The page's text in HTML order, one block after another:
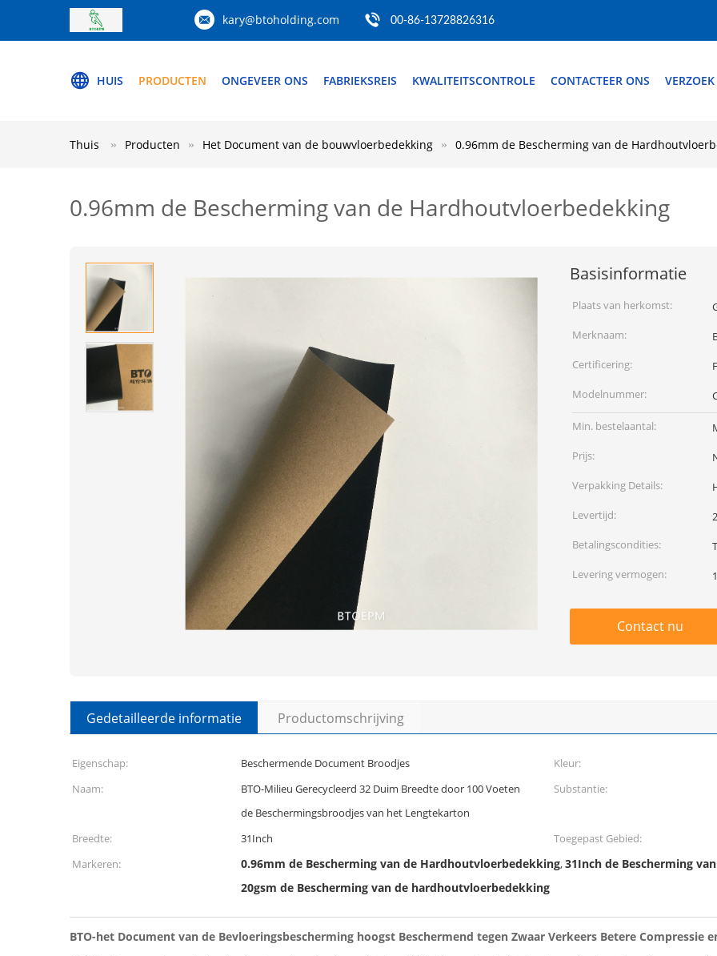
kary@btoholding.com 00-86-13728826316
HUIS PRODUCTEN ONGEVEER ONS FABRIEKSREIS KWALITEITSCONTROLE CONTACTEER ONS
Thuis Producten Het Document van de bouwvloerbedekking 0.96mm de Bescherming van de
0.96mm de Bescherming van de Hardhoutvloerbedekking
Basisinformatie
Plaats van herkomst:
Merknaam:
Certificering:
Modelnummer:
Min. bestelaantal:
Prijs:
Verpakking Details:
Levertijd:
Betalingscondities:
Levering vermogen:
Contact nu
Gedetailleerde informatie Productomschrijving
Eigenschap: Beschermende Document Broodjes Kleur:
Naam:
BTO-Milieu Gerecycleerd 32 Duim Breedte door 100 Voeten
de Beschermingsbroodjes van het Lengtekarton
Substantie:
Breedte: 31Inch Toegepast Gebied:
Markeren:
0.96mm de Bescherming van de Hardhoutvloerbedekking,31Inch de Bescherming
20gsm de Bescherming van de hardhoutvloerbedekking
BTO-het Document van de Bevloeringsbescherming hoogst Beschermend tegen Zwaar Verkeers Betere Compressie